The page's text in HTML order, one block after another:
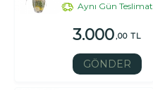
Aynı Gün Teslimat
3.000,00 TL
GÖNDER